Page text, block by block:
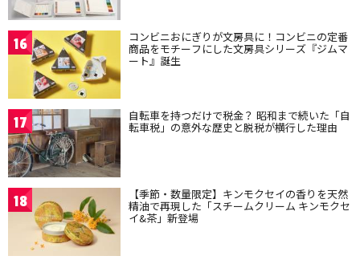
16 コンビニおにぎりが文房具に！コンビニの定番
商品をモチーフにした文房具シリーズ『ジムマ
ート』誕生
17 自転車を持つだけで税金？ 昭和まで続いた「自
転車税」の意外な歴史と脱税が横行した理由
18 【季節・数量限定】キンモクセイの香りを天然
精油で再現した「スチームクリーム キンモクセ
イ&茶」新登場